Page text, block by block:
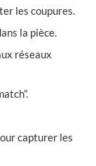
les coupures.
la pièce.
réseaux
capturer les